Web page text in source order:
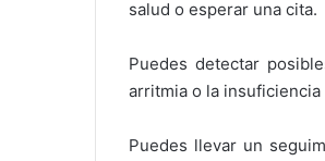
salud o esperar una cita.
Puedes detectar
arritmia o la
Puedes llevar un